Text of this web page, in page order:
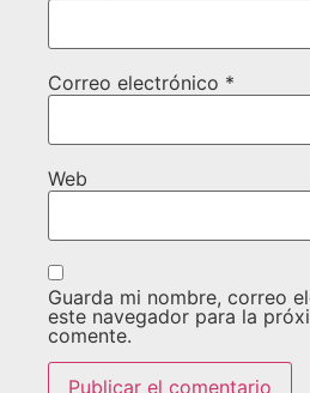
Correo electrónico *
Web
Guarda mi nombre, correo
este navegador para la
comente.